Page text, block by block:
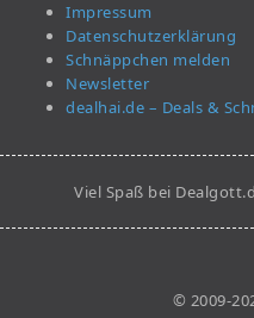
Impressum
Datenschutzerklärung
Schnäppchen melden
Newsletter
dealhai.de – Deals &
Viel Spaß bei
© 2009-